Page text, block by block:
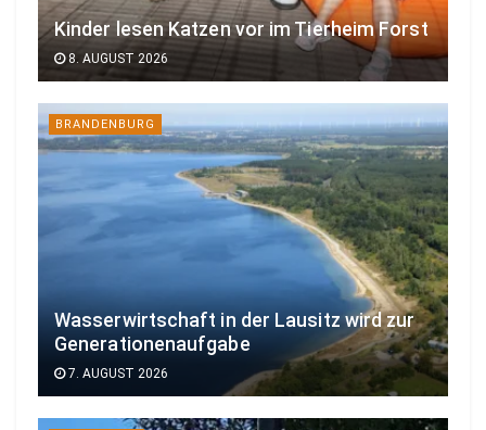
Kinder lesen Katzen vor im Tierheim Forst
8. AUGUST 2026
BRANDENBURG
Wasserwirtschaft in der Lausitz wird zur
Generationenaufgabe
7. AUGUST 2026